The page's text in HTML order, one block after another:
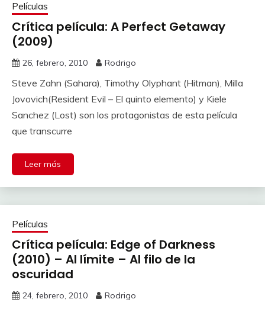
Películas
Crítica película: A Perfect Getaway
(2009)
26, febrero, 2010 Rodrigo
Steve Zahn (Sahara), Timothy Olyphant (Hitman), Milla
Jovovich(Resident Evil – El quinto elemento) y Kiele
Sanchez (Lost) son los protagonistas de esta película
que transcurre
Leer más
Películas
Crítica película: Edge of Darkness
(2010) – Al límite – Al filo de la
oscuridad
24, febrero, 2010 Rodrigo